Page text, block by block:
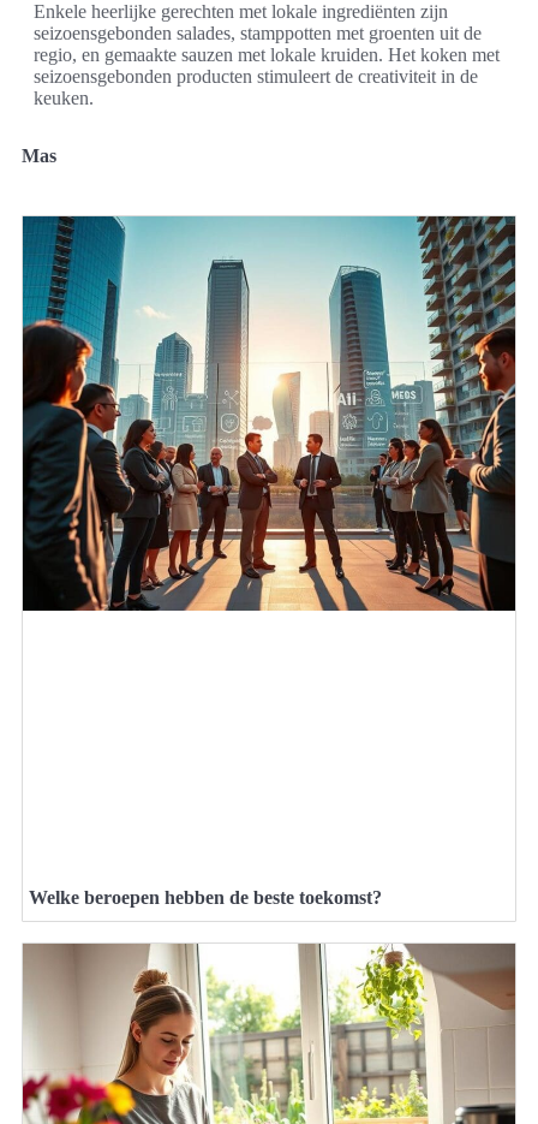
Enkele heerlijke gerechten met lokale ingrediënten zijn
seizoensgebonden salades, stamppotten met groenten uit de
regio, en gemaakte sauzen met lokale kruiden. Het koken met
seizoensgebonden producten stimuleert de creativiteit in de
keuken.
Mas
Welke beroepen hebben de beste toekomst?